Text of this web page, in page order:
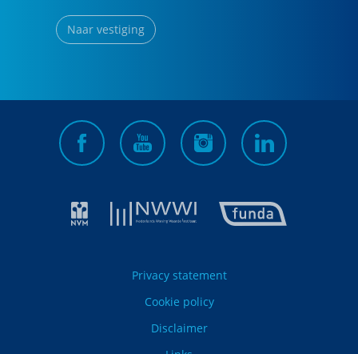
Naar vestiging
Privacy statement
Cookie policy
Disclaimer